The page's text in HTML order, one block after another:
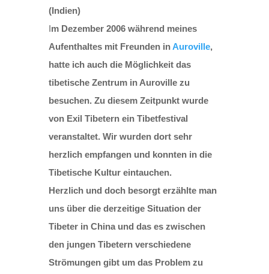
(Indien)
Im Dezember 2006 während meines
Aufenthaltes mit Freunden inAuroville,
hatte ich auch die Möglichkeit das
tibetische Zentrum in Auroville zu
besuchen. Zu diesem Zeitpunkt wurde
von Exil Tibetern ein Tibetfestival
veranstaltet. Wir wurden dort sehr
herzlich empfangen und konnten in die
Tibetische Kultur eintauchen.
Herzlich und doch besorgt erzählte man
uns über die derzeitige Situation der
Tibeter in China und das es zwischen
den jungen Tibetern verschiedene
Strömungen gibt um das Problem zu